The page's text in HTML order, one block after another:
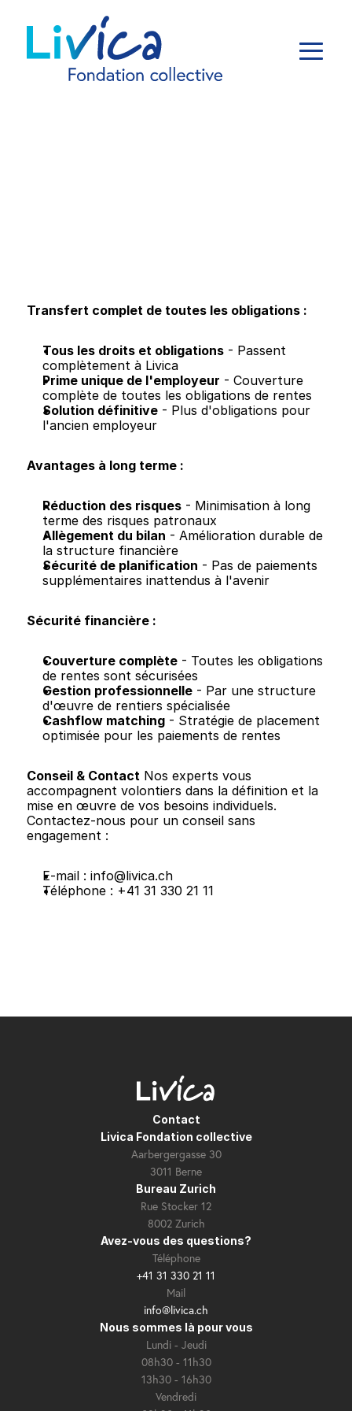
Transfert complet de toutes les obligations :
Tous les droits et obligations - Passent
complètement à Livica
Prime unique de l'employeur - Couverture
complète de toutes les obligations de rentes
Solution définitive - Plus d'obligations pour
l'ancien employeur
Avantages à long terme :
Réduction des risques - Minimisation à long
terme des risques patronaux
Allègement du bilan - Amélioration durable de
la structure financière
Sécurité de planification - Pas de paiements
supplémentaires inattendus à l'avenir
Sécurité financière :
Couverture complète - Toutes les obligations
de rentes sont sécurisées
Gestion professionnelle - Par une structure
d'œuvre de rentiers spécialisée
Cashflow matching - Stratégie de placement
optimisée pour les paiements de rentes
Conseil & Contact Nos experts vous
accompagnent volontiers dans la définition et la
mise en œuvre de vos besoins individuels.
Contactez-nous pour un conseil sans
engagement :
E-mail : info@livica.ch
Téléphone : +41 31 330 21 11
Contact
Livica Fondation collective
Aarbergergasse 30
3011 Berne
Bureau Zurich
Rue Stocker 12
8002 Zurich
Avez-vous des questions?
Téléphone
+41 31 330 21 11
Mail
info@livica.ch
Nous sommes là pour vous
Lundi - Jeudi
08h30 - 11h30
13h30 - 16h30
Vendredi